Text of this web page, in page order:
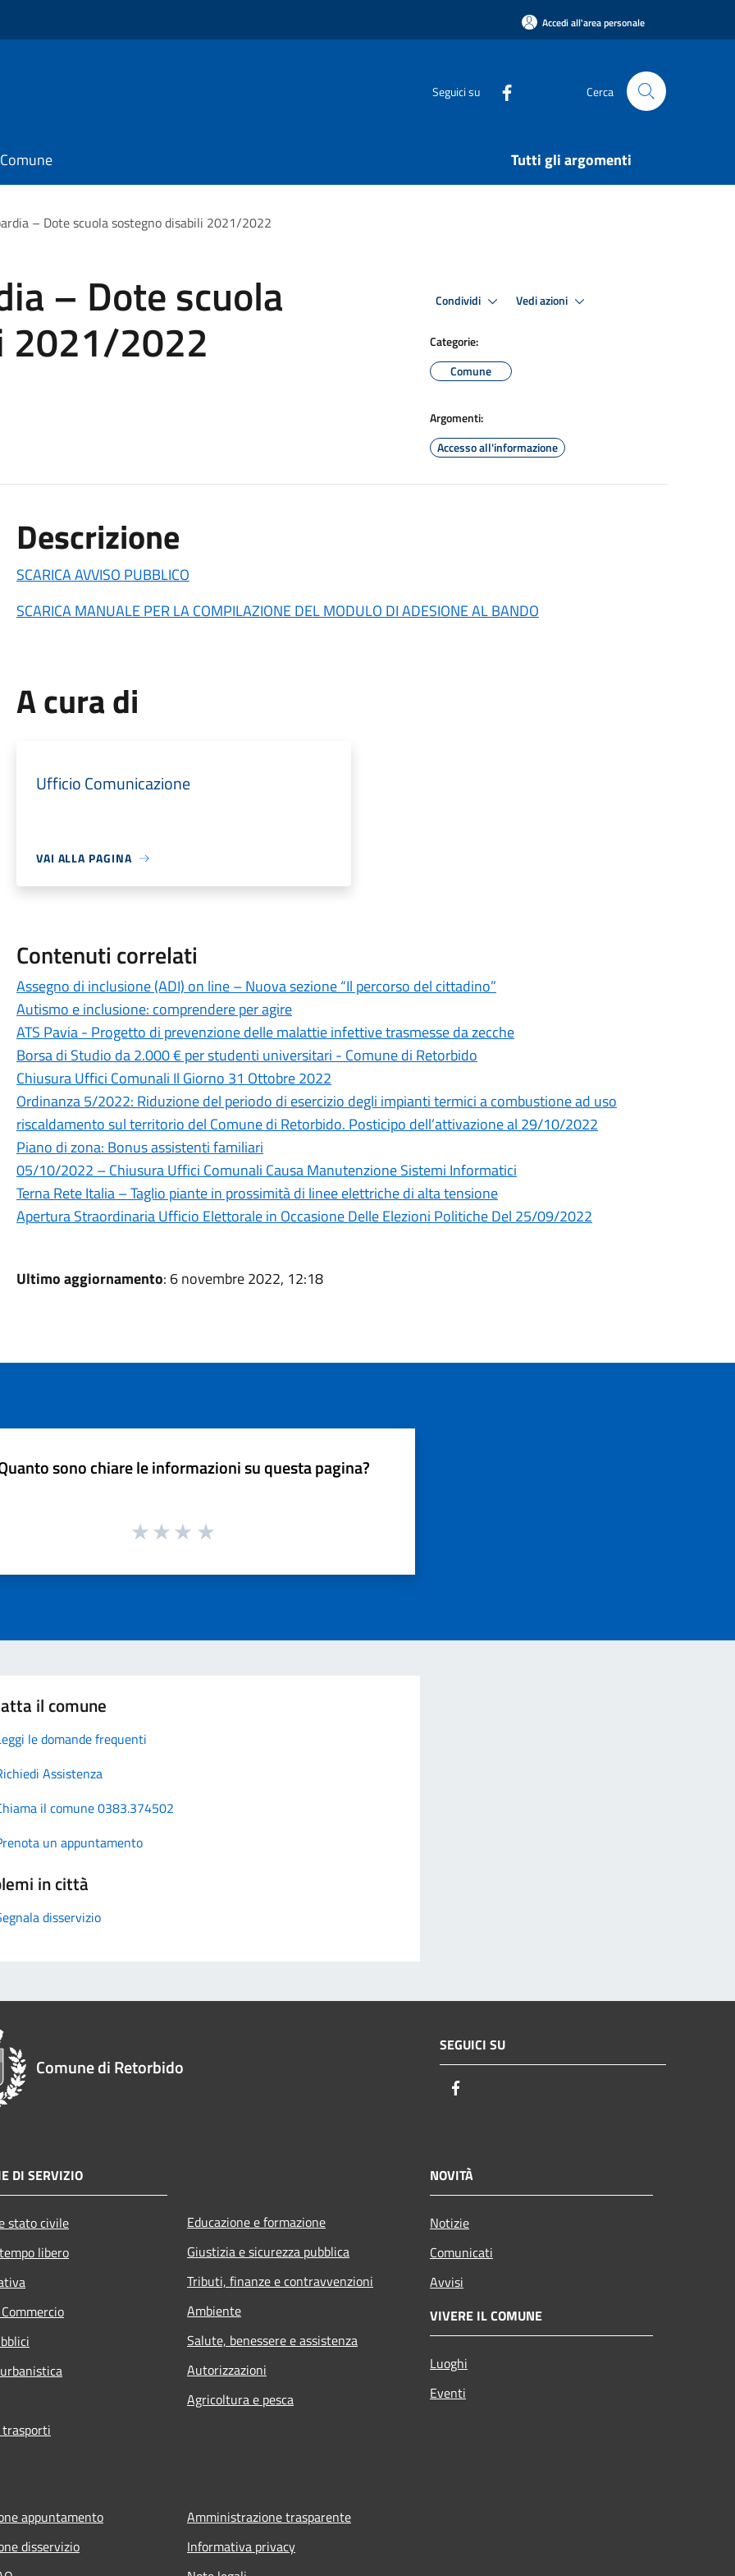
Accedi all'area personale
Seguici su Cerca
Tutti gli argomenti
– Dote scuola sostegno disabili 2021/2022
– Dote scuola
2021/2022
Condividi Vedi azioni
Categorie:
Comune
Argomenti:
Accesso all'informazione
Descrizione
SCARICA AVVISO PUBBLICO
SCARICA MANUALE PER LA COMPILAZIONE DEL MODULO DI ADESIONE AL BANDO
A cura di
Ufficio Comunicazione
VAI ALLA PAGINA
Contenuti correlati
Assegno di inclusione (ADI) on line – Nuova sezione “Il percorso del cittadino”
Autismo e inclusione: comprendere per agire
ATS Pavia - Progetto di prevenzione delle malattie infettive trasmesse da zecche
Borsa di Studio da 2.000 € per studenti universitari - Comune di Retorbido
Chiusura Uffici Comunali Il Giorno 31 Ottobre 2022
Ordinanza 5/2022: Riduzione del periodo di esercizio degli impianti termici a combustione ad uso
riscaldamento sul territorio del Comune di Retorbido. Posticipo dell’attivazione al 29/10/2022
Piano di zona: Bonus assistenti familiari
05/10/2022 – Chiusura Uffici Comunali Causa Manutenzione Sistemi Informatici
Terna Rete Italia – Taglio piante in prossimità di linee elettriche di alta tensione
Apertura Straordinaria Ufficio Elettorale in Occasione Delle Elezioni Politiche Del 25/09/2022
Ultimo aggiornamento: 6 novembre 2022, 12:18
sono chiare le informazioni su questa pagina?
il comune
le domande frequenti
Assistenza
il comune 0383.374502
un appuntamento
in città
disservizio
Comune di Retorbido
SEGUICI SU
DI SERVIZIO
stato civile
libero
Educazione e formazione
Giustizia e sicurezza pubblica
Tributi, finanze e contravvenzioni
Ambiente
Salute, benessere e assistenza
Autorizzazioni
Agricoltura e pesca
NOVITÀ
Notizie
Comunicati
Avvisi
VIVERE IL COMUNE
Luoghi
Eventi
appuntamento
disservizio
Amministrazione trasparente
Informativa privacy